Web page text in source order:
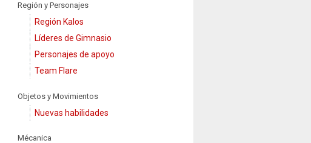
Región y Personajes
Región Kalos
Líderes de Gimnasio
Personajes de apoyo
Team Flare
Objetos y Movimientos
Nuevas habilidades
Mécanica